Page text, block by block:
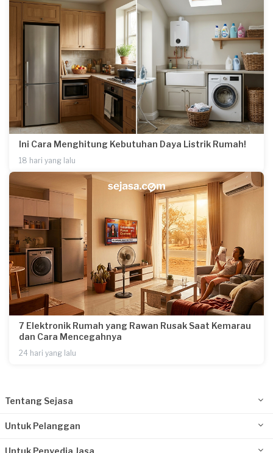
Ini Cara Menghitung Kebutuhan Daya Listrik Rumah!
18 hari yang lalu
7 Elektronik Rumah yang Rawan Rusak Saat Kemarau
dan Cara Mencegahnya
24 hari yang lalu
Tentang Sejasa
Untuk Pelanggan